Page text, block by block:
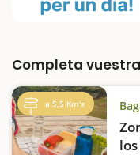
Completa
a 5,5 Km's